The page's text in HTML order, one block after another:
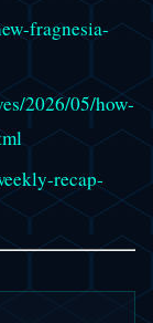
fragnesia-
2026/05/how-
recap-